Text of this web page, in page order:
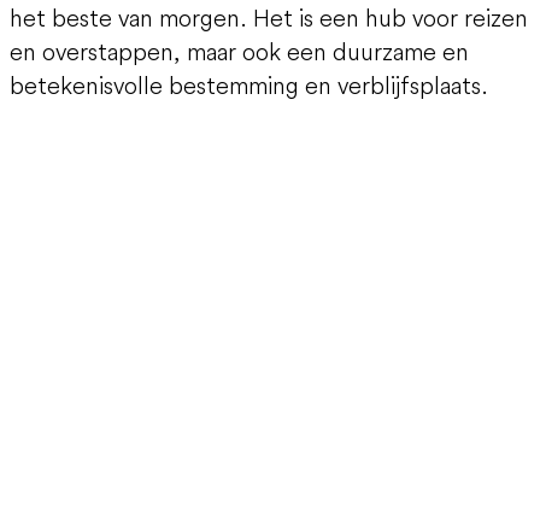
het beste van morgen. Het is een hub voor reizen
en overstappen, maar ook een duurzame en
betekenisvolle bestemming en verblijfsplaats.